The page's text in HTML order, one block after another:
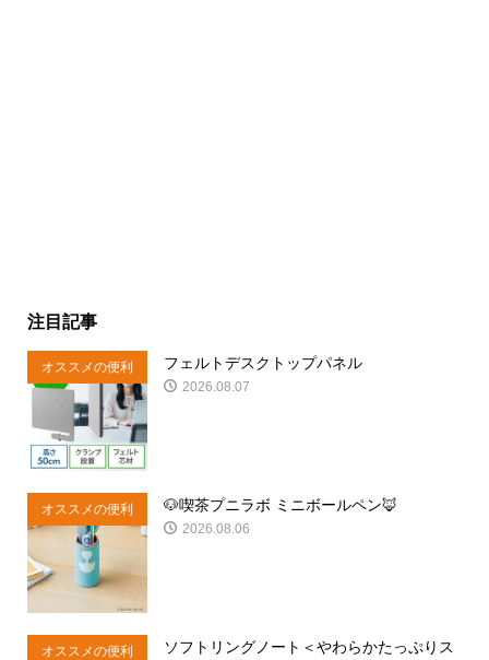
注目記事
オススメの便利
商品
フェルトデスクトップパネル
2026.08.07
オススメの便利
商品
🐶喫茶プニラボ ミニボールペン🦊
2026.08.06
オススメの便利
ソフトリングノート＜やわらかたっぷりス